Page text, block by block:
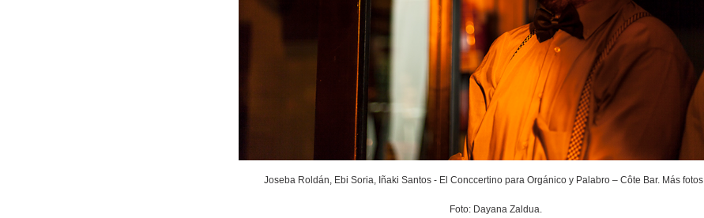
Joseba Roldán, Ebi Soria, Iñaki Santos - El Conccertino para Orgánico y Palabro – Côte Bar. Más fotos
Foto: Dayana Zaldua.